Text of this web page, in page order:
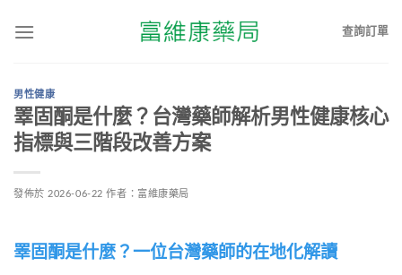
查詢訂單
男性健康
睪固酮是什麼？台灣藥師解析男性健康核心
指標與三階段改善方案
發佈於 2026-06-22 作者： 富維康藥局
睪固酮是什麼？一位台灣藥師的在地化解讀